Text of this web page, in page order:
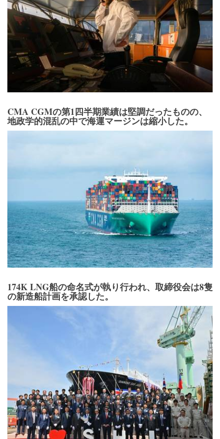
CMA CGMの第1四半期業績は堅調だったものの、
地政学的混乱の中で海運マージンは縮小した。
174K LNG船の命名式が執り行われ、取締役会は8隻
の新造船計画を承認した。